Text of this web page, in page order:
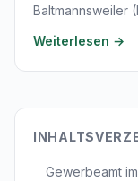
Baltmannsweiler
Weiterlesen →
Gewerbeamt